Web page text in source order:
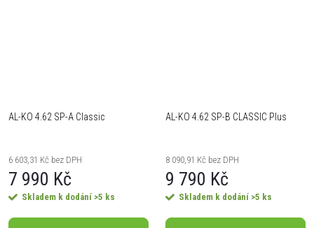
AL-KO 4.62 SP-A Classic
6 603,31 Kč bez DPH
7 990 Kč
Skladem k dodání >5 ks
AL-KO 4.62 SP-B CLASSIC Plus
8 090,91 Kč bez DPH
9 790 Kč
Skladem k dodání >5 ks